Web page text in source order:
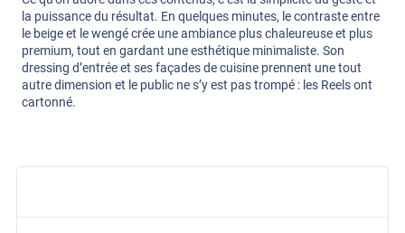
la puissance du résultat. En quelques minutes, le contraste entre
le beige et le wengé crée une ambiance plus chaleureuse et plus
premium, tout en gardant une esthétique minimaliste. Son
dressing d’entrée et ses façades de cuisine prennent une tout
autre dimension et le public ne s’y est pas trompé : les Reels ont
cartonné.